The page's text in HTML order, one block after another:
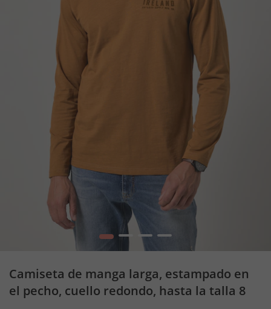
1 2 3 4
Camiseta de manga larga, estampado en
el pecho, cuello redondo, hasta la talla 8